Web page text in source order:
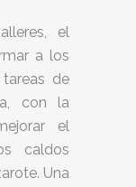
el
a los
de
con la
el
caldos
Una